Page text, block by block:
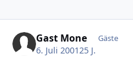
Gast Mone Gäste
6. Juli 2001 25 J.